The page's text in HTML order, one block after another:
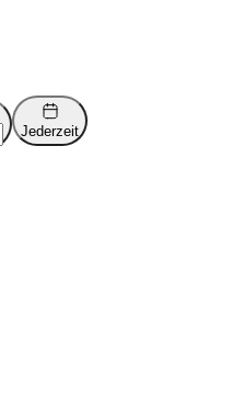
Jederzeit